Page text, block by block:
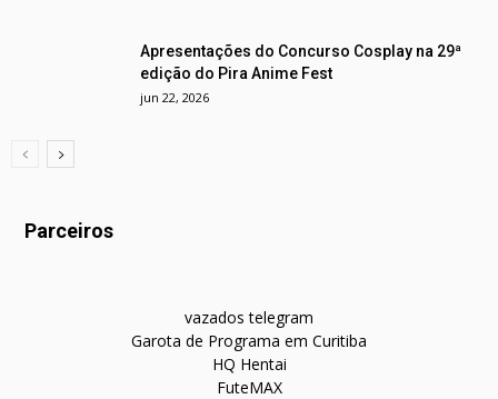
Apresentações do Concurso Cosplay na 29ª
edição do Pira Anime Fest
jun 22, 2026
Parceiros
vazados telegram
Garota de Programa em Curitiba
HQ Hentai
FuteMAX